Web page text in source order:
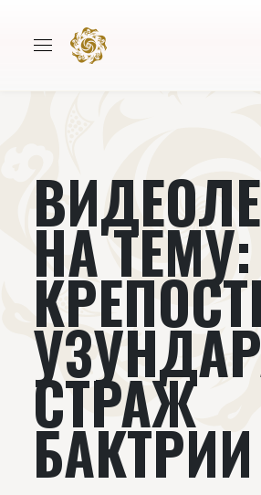
Авторы
Издательство Новости
Проекты Подкасты
Книги
НА ТЕМУ:
СТРАЖ
БАКТРИИ